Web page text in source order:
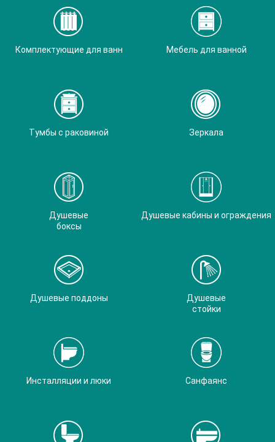
Комплектующие для ванн Мебель для ванной
Тумбы с раковиной Зеркала
Душевые
боксы
Душевые кабины и ограждения
Душевые поддоны
Душевые
стойки
Инсталляции и люки Санфаянс